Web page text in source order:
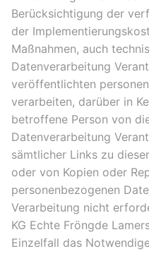
Berücksichtigung der
der
Maßnahmen, auch
Datenverarbeitung
veröffentlichten
verarbeiten, darüber in
betroffene Person von
Datenverarbeitung
sämtlicher Links zu
oder von Kopien oder
personenbezogenen
Verarbeitung nicht
KG Echte Fröngde
Einzelfall das